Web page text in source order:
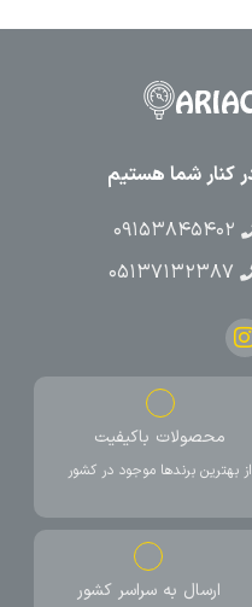
۰۹۱۵۳۸۴۵۴۰۲
۰۵۱۳۷۱۳۲۳۸۷
محصولات باکیفیت
از بهترین برندها موجود در کشور
ارسال به سراسر کشور